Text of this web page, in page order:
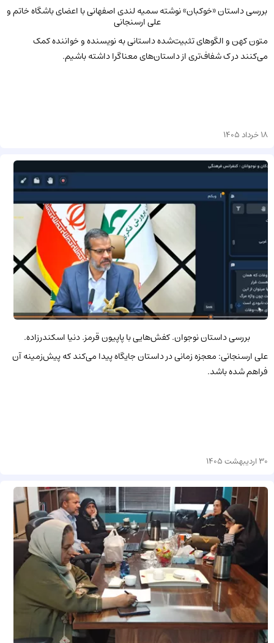
بررسی داستان «خوکبان» نوشته سمیه لندی اصفهانی با اعضای باشگاه خاتم و
علی ارسنجانی
متون کهن و الگوهای تثبیت‌شده داستانی به نویسنده و خواننده کمک
می‌کنند در ک شفاف‌تری از داستان‌های معناگرا داشته باشیم.
18 خرداد 1405
بررسی داستان نوجوان. کفش‌هایی با پاپیون قرمز. دنیا اسکندرزاده.
علی ارسنجانی: معجزه زمانی در داستان جایگاه پیدا می‌کند که پیش‌زمینه آن
فراهم شده باشد.
30 اردیبهشت 1405